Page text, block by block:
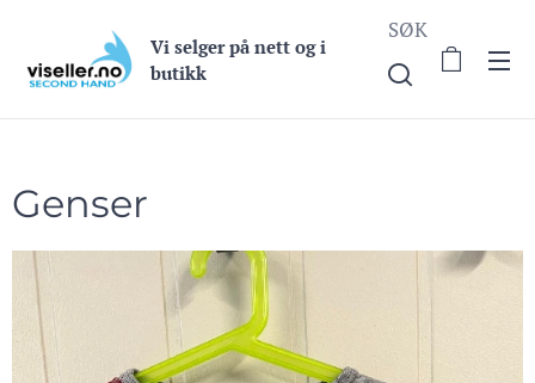
Vi selger på nett og i
butikk
SØK
Genser